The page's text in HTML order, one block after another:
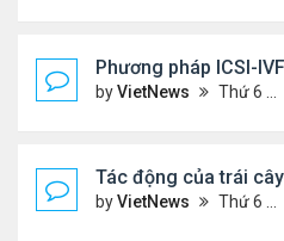
Phương pháp ICSI-
byVietNews Thứ 6 Tháng 8 05, 2022 12:24 pm
Tác động của trái
byVietNews Thứ 6 Tháng 8 05, 2022 12:13 pm